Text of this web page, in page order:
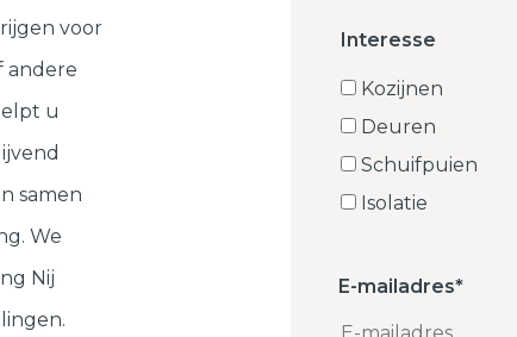
voor
andere
u
samen
We
Nij
Interesse
Kozijnen
Deuren
Schuifpuien
Isolatie
E-mailadres*